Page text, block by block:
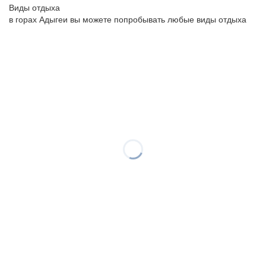
Виды отдыха
в горах Адыгеи вы можете попробывать любые виды отдыха